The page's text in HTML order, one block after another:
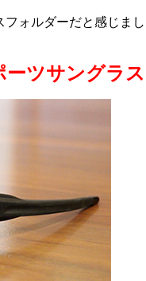
ォルダーだと感じまし
ツサングラス